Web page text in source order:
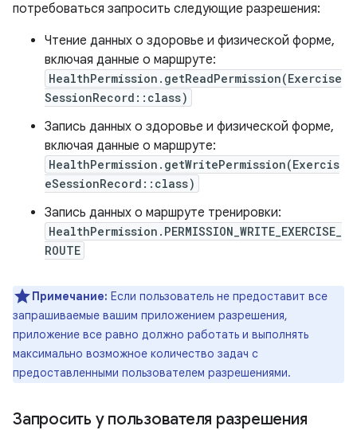
потребоваться запросить следующие разрешения:
Чтение данных о здоровье и физической форме,
включая данные о маршруте:
HealthPermission.getReadPermission(Exercise
SessionRecord::class)
Запись данных о здоровье и физической форме,
включая данные о маршруте:
HealthPermission.getWritePermission(Exercis
eSessionRecord::class)
Запись данных о маршруте тренировки:
HealthPermission.PERMISSION_WRITE_EXERCISE_
ROUTE
Примечание: Если пользователь не предоставит все
запрашиваемые вашим приложением разрешения,
приложение все равно должно работать и выполнять
максимально возможное количество задач с
предоставленными пользователем разрешениями.
Запросить у пользователя разрешения